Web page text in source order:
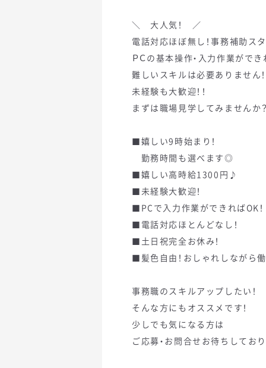
＼ 大人気！ ／
電話対応ほぼ無し！事務補助ス
ＰＣの基本操作・入力作業ができ
難しいスキルは必要ありません！
未経験も大歓迎！！
まずは職場見学してみませんか
■嬉しい9時始まり！
勤務時間も選べます◎
■嬉しい高時給1300円♪
■未経験大歓迎！
■PCで入力作業ができればOK！
■電話対応ほとんどなし！
■土日祝完全お休み！
■髪色自由！おしゃれしながら
事務職のスキルアップしたい！
そんな方にもオススメです！
少しでも気になる方は
ご応募・お問合せお待ちしてお